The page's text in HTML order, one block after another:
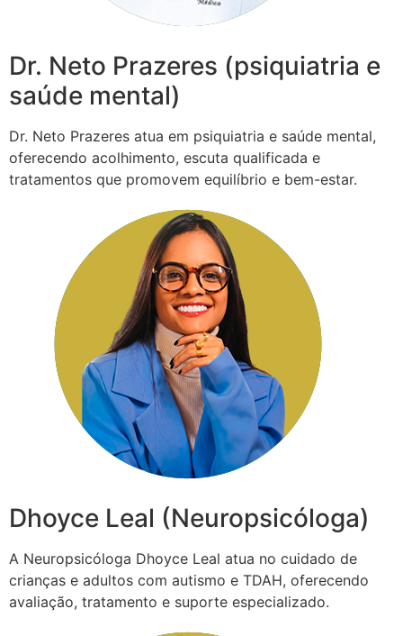
Dr. Neto Prazeres (psiquiatria e
saúde mental)
Dr. Neto Prazeres atua em psiquiatria e saúde mental,
oferecendo acolhimento, escuta qualificada e
tratamentos que promovem equilíbrio e bem-estar.
Dhoyce Leal (Neuropsicóloga)
A Neuropsicóloga Dhoyce Leal atua no cuidado de
crianças e adultos com autismo e TDAH, oferecendo
avaliação, tratamento e suporte especializado.